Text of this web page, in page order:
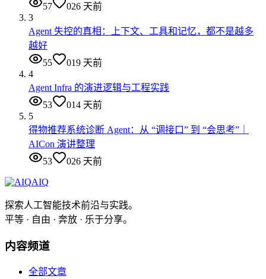
57
026 天前
3
Agent 失控的真相：上下文、工具和记忆，都不是越多
越好
55
019 天前
4
Agent Infra 的演进逻辑与工程实践
53
014 天前
5
得物推荐系统诊断 Agent：从 “调接口” 到 “会思考”｜
AICon 演讲整理
53
026 天前
AIQ
探索人工智能技术前沿与实践。
平等 · 自由 · 奔放 · 乐于分享。
内容频道
全部文章